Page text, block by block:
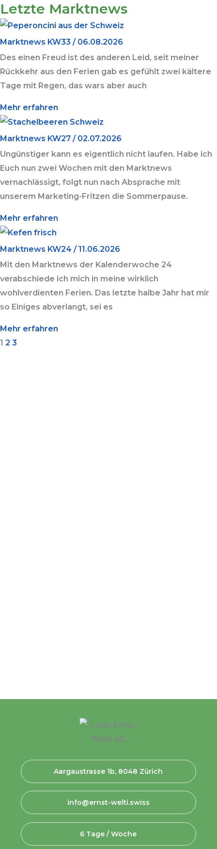
Letzte Marktnews
Marktnews KW33 / 06.08.2026
Des einen Freud ist des anderen Leid, seit meiner
Rückkehr aus den Ferien gab es gefühlt zwei kältere
Tage mit Regen, das wars aber auch
Mehr erfahren
Marktnews KW27 / 02.07.2026
Ungünstiger kann es eigentlich nicht laufen. Habe ich
Euch nun zwei Wochen mit den Marktnews
vernachlässigt, folgt nun nach Absprache mit
unserem Marketing-Fritzen die Sommerpause.
Mehr erfahren
Marktnews KW24 / 11.06.2026
Mit den Marktnews der Kalenderwoche 24
verabschiede ich mich in meine wirklich
wohlverdienten Ferien. Das letzte halbe Jahr hat mir
so Einiges abverlangt, sei es
Mehr erfahren
Seite
1
Seite
2
Seite
3
Aargaustrasse 1b, 8048 Zürich
info@ernst-welti.swiss
6 Tage / Woche